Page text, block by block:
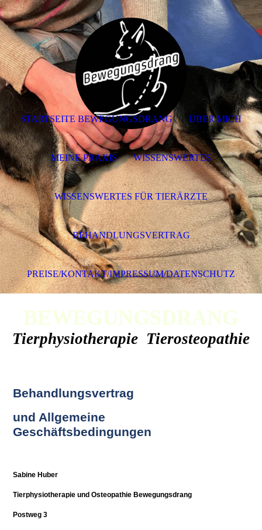
BEWEGUNGSDRANG
Tierphysiotherapie Tierosteopathie
Behandlungsvertrag
und Allgemeine
Geschäftsbedingungen
Sabine Huber
Tierphysiotherapie und Osteopathie Bewegungsdrang
Postweg 3
STARTSEITE BEWEGUNGSDRANG ÜBER MICH
MEINE PRAXIS WISSENSWERTES
WISSENSWERTES FÜR TIERÄRZTE
BEHANDLUNGSVERTRAG
PREISE/KONTAKT/IMPRESSUM/DATENSCHUTZ